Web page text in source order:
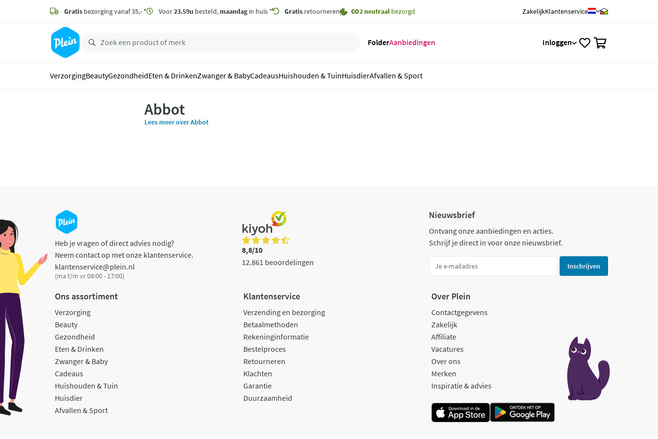
zoeken
hoofdinhoud
Gratis bezorging vanaf 35,- * Voor23.59u besteld, maandagin huis * Gratis retourneren CO2 neutraal bezorgd ZakelijkKlantenservice
FolderAanbiedingen Inloggen
VerzorgingBeautyGezondheidEten & DrinkenZwanger & BabyCadeausHuishouden & TuinHuisdierAfvallen & Sport
Abbot
Lees meer over Abbot
Heb je vragen of direct advies nodig?
Neem contact op met onze klantenservice.
klantenservice@plein.nl
(ma t/m vr 08:00 - 17:00)
8,8/10
12.861 beoordelingen
Nieuwsbrief
Ontvang onze aanbiedingen en acties.
Schrijf je direct in voor onze nieuwsbrief.
Inschrijven
Ons assortiment
Verzorging
Beauty
Gezondheid
Eten & Drinken
Zwanger & Baby
Cadeaus
Huishouden & Tuin
Huisdier
Afvallen & Sport
Klantenservice
Verzending en bezorging
Betaalmethoden
Rekeninginformatie
Bestelproces
Retourneren
Klachten
Garantie
Duurzaamheid
Over Plein
Contactgegevens
Zakelijk
Affiliate
Vacatures
Over ons
Merken
Inspiratie & advies